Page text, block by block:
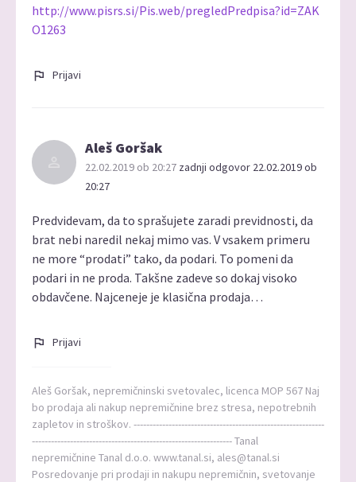
http://www.pisrs.si/Pis.web/pregledPredpisa?id=ZAK
O1263
Prijavi
Aleš Goršak
22.02.2019 ob 20:27 zadnji odgovor 22.02.2019 ob
20:27
Predvidevam, da to sprašujete zaradi previdnosti, da
brat nebi naredil nekaj mimo vas. V vsakem primeru
ne more “prodati” tako, da podari. To pomeni da
podari in ne proda. Takšne zadeve so dokaj visoko
obdavčene. Najceneje je klasična prodaja…
Prijavi
Aleš Goršak, nepremičninski svetovalec, licenca MOP 567 Naj
bo prodaja ali nakup nepremičnine brez stresa, nepotrebnih
zapletov in stroškov. ------------------------------------------------------------
--------------------------------------------------------------- Tanal
nepremičnine Tanal d.o.o. www.tanal.si, ales@tanal.si
Posredovanje pri prodaji in nakupu nepremičnin, svetovanje